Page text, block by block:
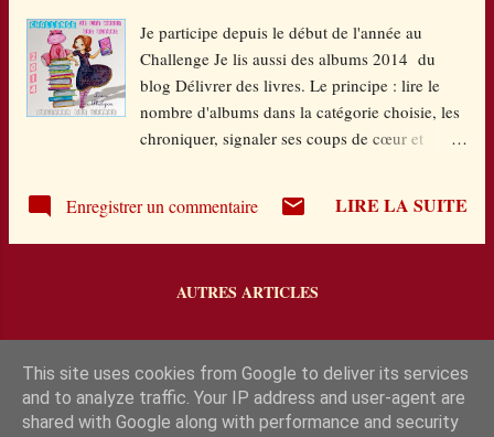
Summertime, au charme suranné. Personne ne
veut en parler mais tout le monde connait son
histoire au village, enfin presque ! Ils vont
redonner vie à cet endroit et démêler ses
nombreux mystères au prix d'aventures
premier tome. J'en ai goûté chaque page
Je participe depuis le début de l'année au
Challenge Je lis aussi des albums 2014 du
blog Délivrer des livres. Le principe : lire le
nombre d'albums dans la catégorie choisie, les
chroniquer, signaler ses coups de cœur et
actualisé de ce challenge LA . Une nouveauté
cette année : chaque mois, une thématique
Pour ma part, je me suis fixée comme objectif
penchant naturel pour les romans me perdra...:)
Comme l'année dernière, je me suis inscrite au
Challenge Rentrée littéraire 2014 1% du
Enregistrer un commentaire LIRE LA SUITE
AUTRES ARTICLES
This site uses cookies from Google to deliver its services
and to analyze traffic. Your IP address and user-agent are
shared with Google along with performance and security